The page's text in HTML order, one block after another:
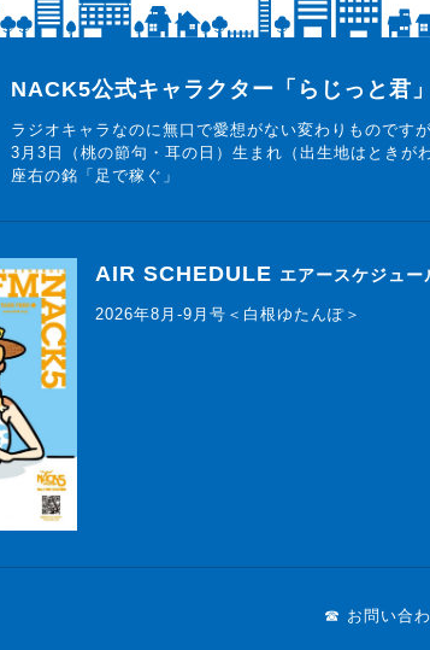
らじっと君
NACK5公式キャラクター「らじっと君」
ラジオキャラなのに無口で愛想がない変わりものです
3月3日（桃の節句・耳の日）生まれ（出生地はときがわ
座右の銘「足で稼ぐ」
AIR SCHEDULE エアースケジュー
2026年8月-9月号＜白根ゆたんぽ＞
☎ お問い合